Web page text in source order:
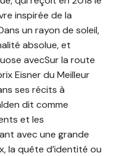
inspirée de la
un rayon de soleil,
absolue, et
avecSur la route
Eisner du Meilleur
ses récits à
dit comme
et les
avec une grande
la quête d’identité ou